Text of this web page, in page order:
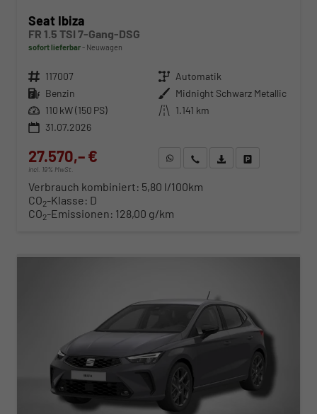
Seat Ibiza
FR 1.5 TSI 7-Gang-DSG
sofort lieferbar Neuwagen
Fahrzeugnr. 117007 Getriebe Automatik
Kraftstoff Benzin Außenfarbe Midnight Schwarz Metallic
Leistung 110 kW (150 PS) Kilometerstand 1.141 km
31.07.2026
27.570,– €
incl. 19% MwSt.
WhatsApp anfragen
Wir rufen Sie anFahrzeugexposé (PDF)
Verbrauch kombiniert: 5,80 l/100km
CO2-Klasse: D
CO2-Emissionen: 128,00 g/km